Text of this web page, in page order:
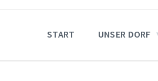
START UNSER DORF